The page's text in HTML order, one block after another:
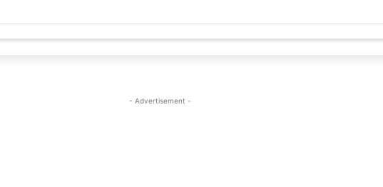
- Advertisement -